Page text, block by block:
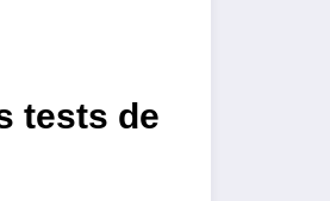
tests de